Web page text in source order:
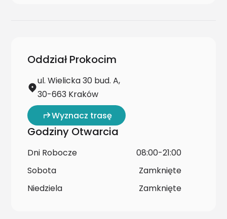
Oddział Prokocim
ul. Wielicka 30 bud. A,
30-663 Kraków
Wyznacz trasę
Godziny Otwarcia
Dni Robocze
08:00-21:00
Sobota
Zamknięte
Niedziela
Zamknięte